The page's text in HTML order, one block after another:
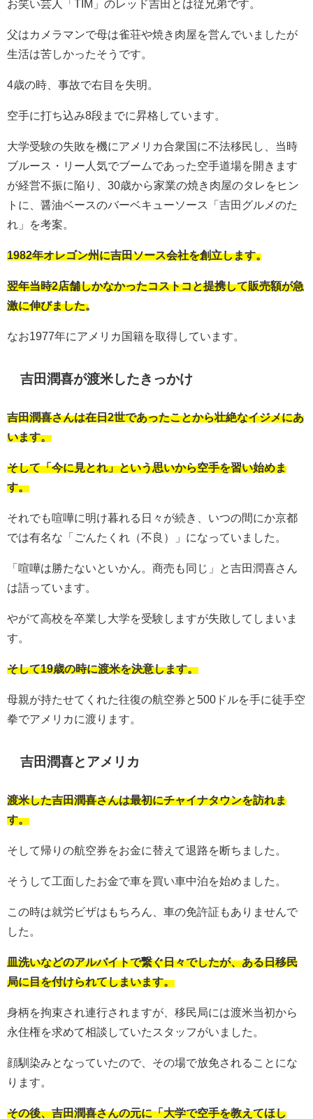
お笑い芸人「TIM」のレッド吉田とは従兄弟です。
父はカメラマンで母は雀荘や焼き肉屋を営んでいましたが
生活は苦しかったそうです。
4歳の時、事故で右目を失明。
空手に打ち込み8段までに昇格しています。
大学受験の失敗を機にアメリカ合衆国に不法移民し、当時
ブルース・リー人気でブームであった空手道場を開きます
が経営不振に陥り、30歳から家業の焼き肉屋のタレをヒン
トに、醤油ベースのバーベキューソース「吉田グルメのた
れ」を考案。
1982年オレゴン州に吉田ソース会社を創立します。
翌年当時2店舗しかなかったコストコと提携して販売額が急
激に伸びました。
なお1977年にアメリカ国籍を取得しています。
吉田潤喜が渡米したきっかけ
吉田潤喜さんは在日2世であったことから壮絶なイジメにあ
います。
そして「今に見とれ」という思いから空手を習い始めま
す。
それでも喧嘩に明け暮れる日々が続き、いつの間にか京都
では有名な「ごんたくれ（不良）」になっていました。
「喧嘩は勝たないといかん。商売も同じ」と吉田潤喜さん
は語っています。
やがて高校を卒業し大学を受験しますが失敗してしまいま
す。
そして19歳の時に渡米を決意します。
母親が持たせてくれた往復の航空券と500ドルを手に徒手空
拳でアメリカに渡ります。
吉田潤喜とアメリカ
渡米した吉田潤喜さんは最初にチャイナタウンを訪れま
す。
そして帰りの航空券をお金に替えて退路を断ちました。
そうして工面したお金で車を買い車中泊を始めました。
この時は就労ビザはもちろん、車の免許証もありませんで
した。
皿洗いなどのアルバイトで繋ぐ日々でしたが、ある日移民
局に目を付けられてしまいます。
身柄を拘束され連行されますが、移民局には渡米当初から
永住権を求めて相談していたスタッフがいました。
顔馴染みとなっていたので、その場で放免されることにな
ります。
その後、吉田潤喜さんの元に「大学で空手を教えてほし